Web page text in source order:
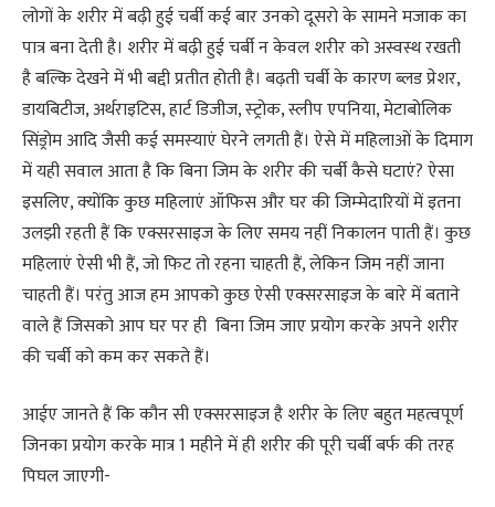
लोगों के शरीर में बढ़ी हुई चर्बी कई बार उनको दूसरो के सामने मजाक का
पात्र बना देती है। शरीर में बढ़ी हुई चर्बी न केवल शरीर को अस्वस्थ रखती
है बल्कि देखने में भी बद्दी प्रतीत होती है। बढ़ती चर्बी के कारण ब्‍लड प्रेशर,
डायबिटीज, अर्थराइटिस, हार्ट डिजीज, स्‍ट्रोक, स्लीप एपनिया, मेटाबोलिक
सिंड्रोम आदि जैसी कई समस्‍याएं घेरने लगती हैं। ऐसे में महिलाओं के दिमाग
में यही सवाल आता है कि बिना जिम के शरीर की चर्बी कैसे घटाएं? ऐसा
इसलिए, क्‍योंकि कुछ महिलाएं ऑफिस और घर की जिम्‍मेदारियों में इतना
उलझी रहती हैं कि एक्सरसाइज के लिए समय नहीं निकालन पाती हैं। कुछ
महिलाएं ऐसी भी हैं, जो फिट तो रहना चाहती हैं, लेकिन जिम नहीं जाना
चाहती हैं। परंतु आज हम आपको कुछ ऐसी एक्सरसाइज के बारे में बताने
वाले हैं जिसको आप घर पर ही बिना जिम जाए प्रयोग करके अपने शरीर
की चर्बी को कम कर सकते हैं।
आईए जानते हैं कि कौन सी एक्सरसाइज है शरीर के लिए बहुत महत्वपूर्ण
जिनका प्रयोग करके मात्र 1 महीने में ही शरीर की पूरी चर्बी बर्फ की तरह
पिघल जाएगी-